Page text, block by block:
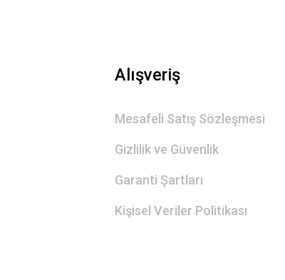
Alışveriş
Mesafeli Satış Sözleşmesi
Gizlilik ve Güvenlik
Garanti Şartları
Kişisel Veriler Politikası